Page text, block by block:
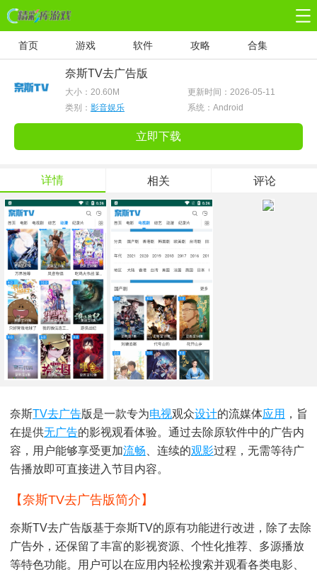
首页 游戏 软件 攻略 合集
奈斯TV去广告版
大小： 20.60M
更新时间：2026-05-11
类别： 影音娱乐 系统：Android
立即下载
详情 相关 评论
奈斯TV去广告版是一款专为电视观众设计的流媒体应用 ，旨
在提供无广告的影视观看体验。通过去除原软件中的广告内
容，用户能够享受更加流畅 、连续的观影过程，无需等待广
告播放即可直接进入节目内容。
【奈斯TV去广告版简介】
奈斯TV去广告版基于奈斯TV的原有功能进行改进，除了去除
广告外，还保留了丰富的影视资源、个性化推荐、多源播放
等特色功能。用户可以在应用内轻松搜索并观看各类电影、